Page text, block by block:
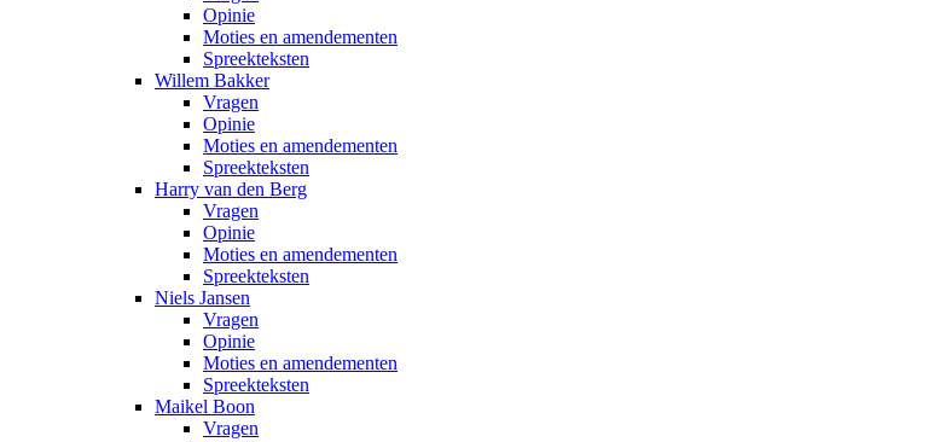
Opinie
Moties en amendementen
Spreekteksten
Willem Bakker
Vragen
Opinie
Moties en amendementen
Spreekteksten
Harry van den Berg
Vragen
Opinie
Moties en amendementen
Spreekteksten
Niels Jansen
Vragen
Opinie
Moties en amendementen
Spreekteksten
Maikel Boon
Vragen